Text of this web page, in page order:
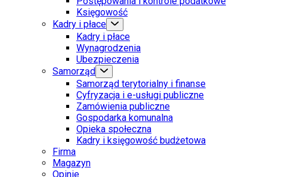
Księgowość
Kadry i płace
Kadry i płace
Wynagrodzenia
Ubezpieczenia
Samorząd
Samorząd terytorialny i finanse
Cyfryzacja i e-usługi publiczne
Zamówienia publiczne
Gospodarka komunalna
Opieka społeczna
Kadry i księgowość budżetowa
Firma
Magazyn
Opinie